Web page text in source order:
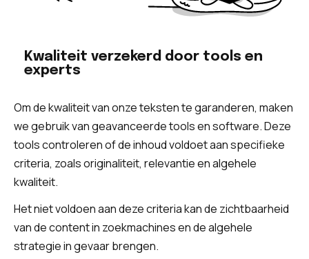
Kwaliteit verzekerd door tools en
experts
Om de kwaliteit van onze teksten te garanderen, maken
we gebruik van geavanceerde tools en software. Deze
tools controleren of de inhoud voldoet aan specifieke
criteria, zoals originaliteit, relevantie en algehele
kwaliteit.
Het niet voldoen aan deze criteria kan de zichtbaarheid
van de content in zoekmachines en de algehele
strategie in gevaar brengen.